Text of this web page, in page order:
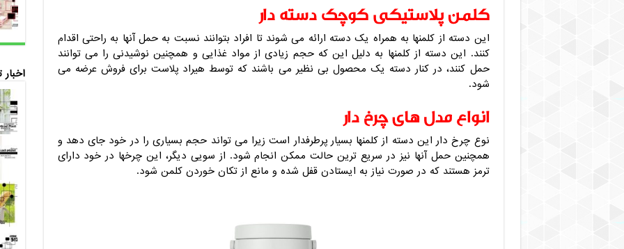
کلمن پلاستیکی کوچک دسته دار
این دسته از کلمنها به همراه یک دسته ارائه می شوند تا افراد بتوانند نسبت به حمل آنها به راحتی اقدام
کنند. این دسته از کلمنها به دلیل این که حجم زیادی از مواد غذایی و همچنین نوشیدنی را می توانند
حمل کنند، در کنار دسته یک محصول بی نظیر می باشند که توسط هیراد پلاست برای فروش عرضه می
شود.
انواع مدل های چرخ دار
نوع چرخ دار این دسته از کلمنها بسیار پرطرفدار است زیرا می تواند حجم بسیاری را در خود جای دهد و
همچنین حمل آنها نیز در سریع ترین حالت ممکن انجام شود. از سویی دیگر، این چرخها در خود دارای
ترمز هستند که در صورت نیاز به ایستادن قفل شده و مانع از تکان خوردن کلمن شود.